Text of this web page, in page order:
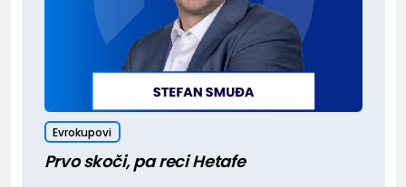
Evrokupovi
Prvo skoči, pa reci Hetafe